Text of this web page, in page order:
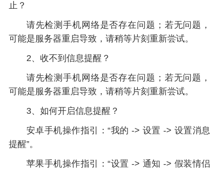
止？
请先检测手机网络是否存在问题；若无问题，
可能是服务器重启导致，请稍等片刻重新尝试。
2、收不到信息提醒？
请先检测手机网络是否存在问题；若无问题，
可能是服务器重启导致，请稍等片刻重新尝试。
3、如何开启信息提醒？
安卓手机操作指引：“我的 -> 设置 -> 设置消息
提醒”。
苹果手机操作指引：“设置 -> 通知 -> 假装情侣